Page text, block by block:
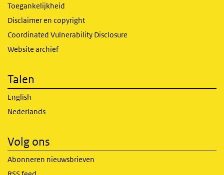
Toegankelijkheid
Disclaimer en copyright
Coordinated Vulnerability Disclosure
Website archief
Talen
English
Nederlands
Volg ons
Abonneren nieuwsbrieven